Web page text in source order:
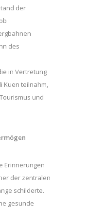
der
des
in Vertretung
Kuen teilnahm,
und
Erinnerungen
der zentralen
schilderte.
gesunde